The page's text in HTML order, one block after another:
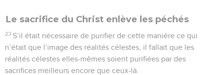
Le sacrifice du Christ enlève les péchés
23 S’il était nécessaire de purifier de cette manière ce qui
n’était que l’image des réalités célestes, il fallait que les
réalités célestes elles-mêmes soient purifiées par des
sacrifices meilleurs encore que ceux-là.